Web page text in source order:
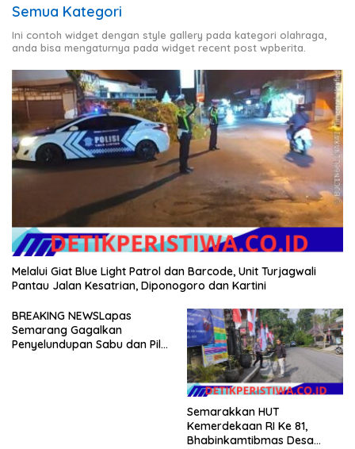
Semua Kategori
Ini contoh widget dengan style gallery pada kategori olahraga,
anda bisa mengaturnya pada widget recent post wpberita.
Melalui Giat Blue Light Patrol dan Barcode, Unit Turjagwali
Pantau Jalan Kesatrian, Diponogoro dan Kartini
BREAKING NEWSLapas
Semarang Gagalkan
Penyelundupan Sabu dan Pil
Semarakkan HUT
Kemerdekaan RI Ke 81,
Bhabinkamtibmas Desa